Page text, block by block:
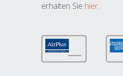
erhalten Sie hier.